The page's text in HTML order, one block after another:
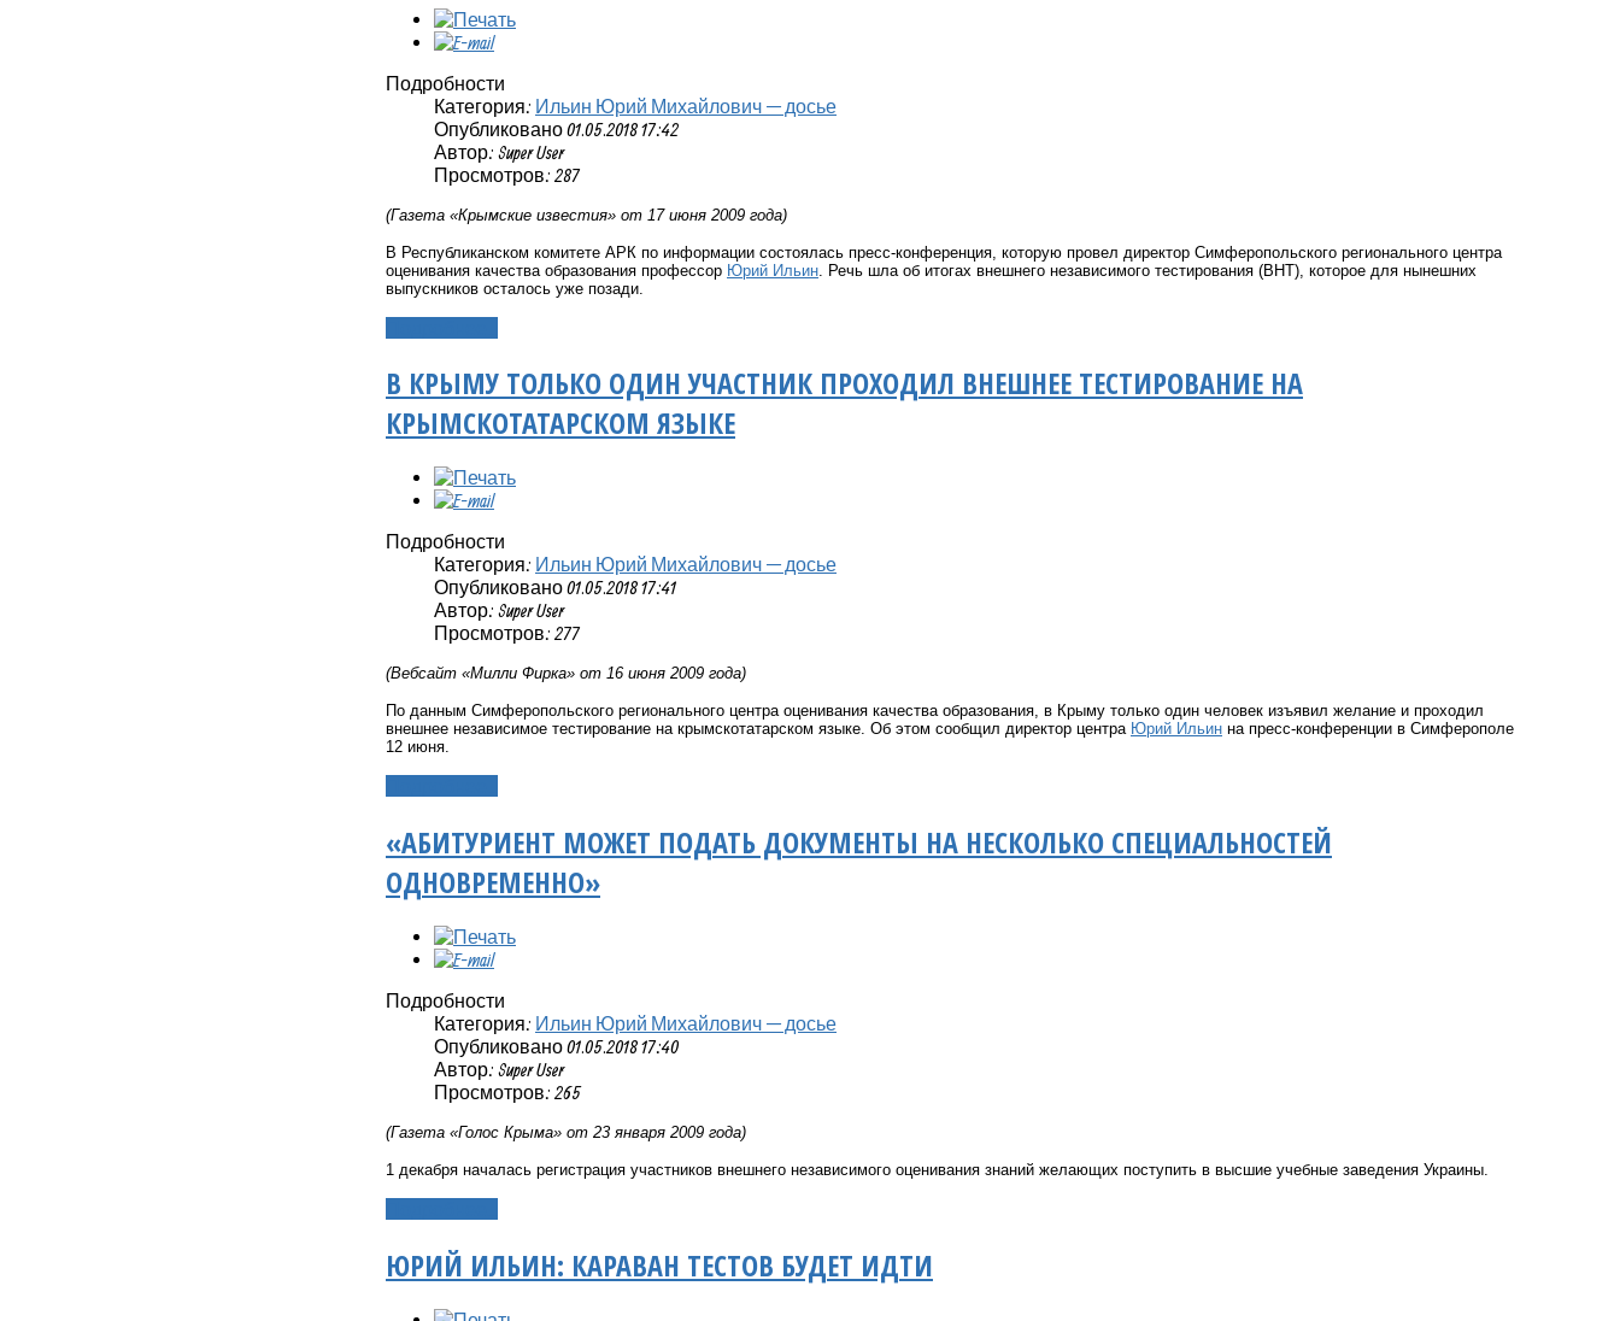
Подробности
Категория: Ильин Юрий Михайлович — досье
Опубликовано 01.05.2018 17:42
Автор: Super User
Просмотров: 287
(Газета «Крымские известия» от 17 июня 2009 года)
В Республиканском комитете АРК по информации состоялась пресс-конференция, которую провел директор Симферопольского регионального центра
оценивания качества образования профессор Юрий Ильин . Речь шла об итогах внешнего независимого тестирования (ВНТ), которое для нынешних
выпускников осталось уже позади.
В КРЫМУ ТОЛЬКО ОДИН УЧАСТНИК ПРОХОДИЛ ВНЕШНЕЕ ТЕСТИРОВАНИЕ НА
КРЫМСКОТАТАРСКОМ ЯЗЫКЕ
Подробности
Категория: Ильин Юрий Михайлович — досье
Опубликовано 01.05.2018 17:41
Автор: Super User
Просмотров: 277
(Вебсайт «Милли Фирка» от 16 июня 2009 года)
По данным Симферопольского регионального центра оценивания качества образования, в Крыму только один человек изъявил желание и проходил
внешнее независимое тестирование на крымскотатарском языке. Об этом сообщил директор центра Юрий Ильин на пресс-конференции в Симферополе
12 июня.
«АБИТУРИЕНТ МОЖЕТ ПОДАТЬ ДОКУМЕНТЫ НА НЕСКОЛЬКО СПЕЦИАЛЬНОСТЕЙ
ОДНОВРЕМЕННО»
Подробности
Категория: Ильин Юрий Михайлович — досье
Опубликовано 01.05.2018 17:40
Автор: Super User
Просмотров: 265
(Газета «Голос Крыма» от 23 января 2009 года)
1 декабря началась регистрация участников внешнего независимого оценивания знаний желающих поступить в высшие учебные заведения Украины.
ЮРИЙ ИЛЬИН: КАРАВАН ТЕСТОВ БУДЕТ ИДТИ